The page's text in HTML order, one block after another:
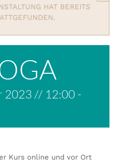
HAT BEREITS
2023 // 12:00 -
Kurs online und vor Ort